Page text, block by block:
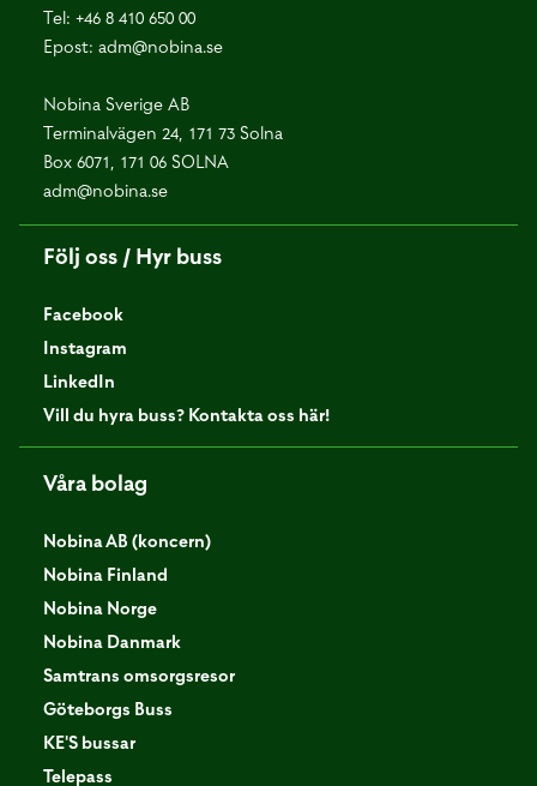
Tel: +46 8 410 650 00
Epost: adm@nobina.se
Nobina Sverige AB
Terminalvägen 24, 171 73 Solna
Box 6071, 171 06 SOLNA
adm@nobina.se
Följ oss / Hyr buss
Facebook
Instagram
LinkedIn
Vill du hyra buss? Kontakta oss här!
Våra bolag
Nobina AB (koncern)
Nobina Finland
Nobina Norge
Nobina Danmark
Samtrans omsorgsresor
Göteborgs Buss
KE'S bussar
Telepass